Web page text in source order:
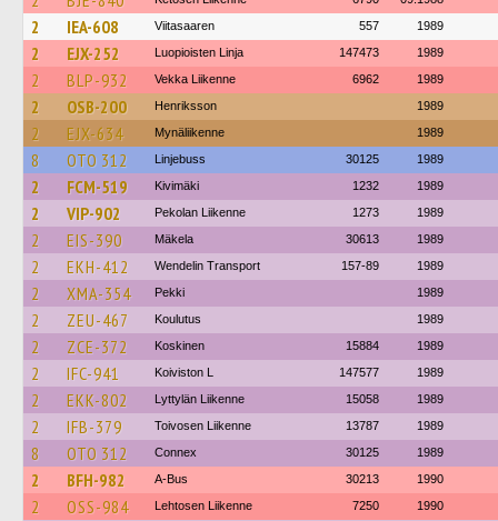
2 IEA-608 Viitasaaren 557 1989
2 EJX-252 Luopioisten Linja 147473 1989
2 BLP-932 Vekka Liikenne 6962 1989
2 OSB-200 Henriksson 1989
2 EJX-634 Mynäliikenne 1989
8 OTO 312 Linjebuss 30125 1989
2 FCM-519 Kivimäki 1232 1989
2 VIP-902 Pekolan Liikenne 1273 1989
2 EIS-390 Mäkela 30613 1989
2 EKH-412 Wendelin Transport 157-89 1989
2 XMA-354 Pekki 1989
2 ZEU-467 Koulutus 1989
2 ZCE-372 Koskinen 15884 1989
2 IFC-941 Koiviston L 147577 1989
2 EKK-802 Lyttylän Liikenne 15058 1989
2 IFB-379 Toivosen Liikenne 13787 1989
8 OTO 312 Connex 30125 1989
2 BFH-982 A-Bus 30213 1990
2 OSS-984 Lehtosen Liikenne 7250 1990